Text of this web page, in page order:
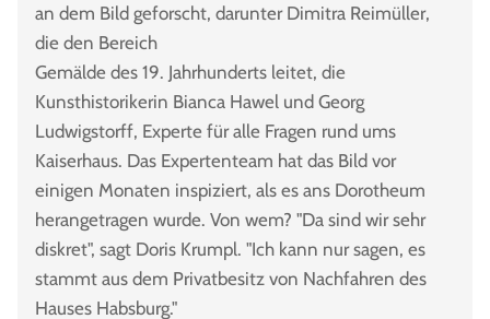
an dem Bild geforscht, darunter Dimitra Reimüller,
die den Bereich
Gemälde des 19. Jahrhunderts leitet, die
Kunsthistorikerin Bianca Hawel und Georg
Ludwigstorff, Experte für alle Fragen rund ums
Kaiserhaus. Das Expertenteam hat das Bild vor
einigen Monaten inspiziert, als es ans Dorotheum
herangetragen wurde. Von wem? "Da sind wir sehr
diskret", sagt Doris Krumpl. "Ich kann nur sagen, es
stammt aus dem Privatbesitz von Nachfahren des
Hauses Habsburg."